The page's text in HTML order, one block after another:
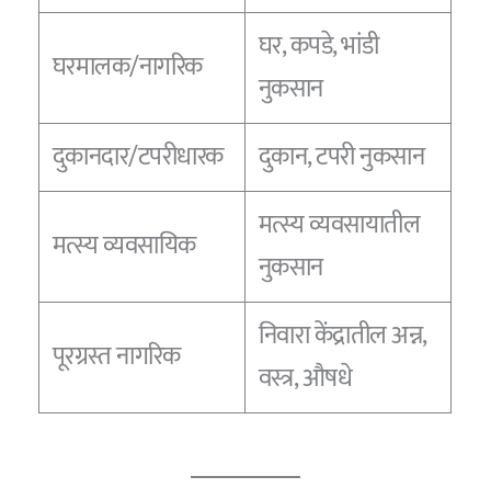
घरमालक/नागरिक
घर, कपडे, भांडी
नुकसान
दुकानदार/टपरीधारक
दुकान, टपरी नुकसान
मत्स्य व्यवसायिक
मत्स्य व्यवसायातील
नुकसान
पूरग्रस्त नागरिक
निवारा केंद्रातील अन्न,
वस्त्र, औषधे